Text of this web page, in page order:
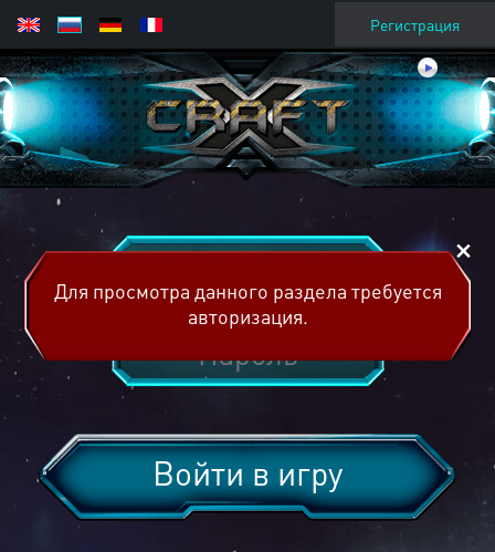
Регистрация
Войти в игру
Для просмотра данного раздела требуется
авторизация.